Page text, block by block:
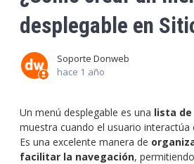
desplegable en
Soporte Donweb
hace 1 año
Un menú desplegable es una lista de
muestra cuando el usuario interactúa
Es una excelente manera de
facilitar la navegación,